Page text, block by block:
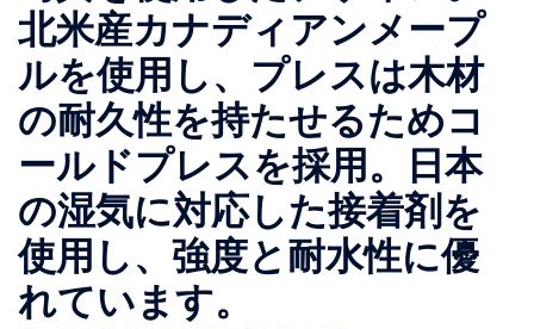
北米産カナディアンメープ
ルを使用し、プレスは木材
の耐久性を持たせるためコ
ールドプレスを採用。日本
の湿気に対応した接着剤を
使用し、強度と耐水性に優
れています。